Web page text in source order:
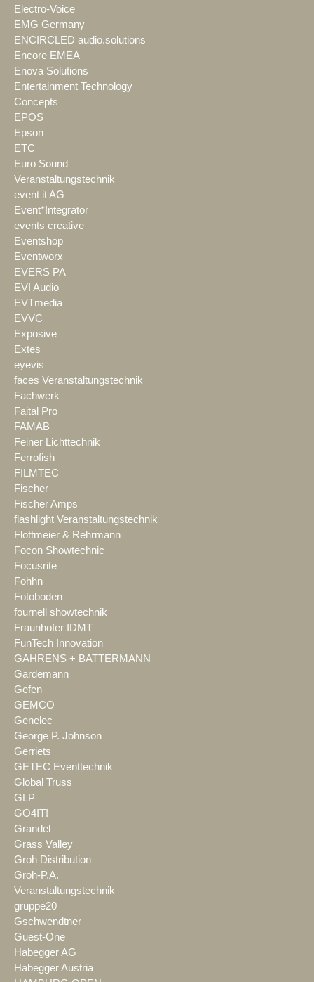
Electro-Voice
EMG Germany
ENCIRCLED audio.solutions
Encore EMEA
Enova Solutions
Entertainment Technology
Concepts
EPOS
Epson
ETC
Euro Sound
Veranstaltungstechnik
event it AG
Event*Integrator
events creative
Eventshop
Eventworx
EVERS PA
EVI Audio
EVTmedia
EVVC
Exposive
Extes
eyevis
faces Veranstaltungstechnik
Fachwerk
Faital Pro
FAMAB
Feiner Lichttechnik
Ferrofish
FILMTEC
Fischer
Fischer Amps
flashlight Veranstaltungstechnik
Flottmeier & Rehrmann
Focon Showtechnic
Focusrite
Fohhn
Fotoboden
fournell showtechnik
Fraunhofer IDMT
FunTech Innovation
GAHRENS + BATTERMANN
Gardemann
Gefen
GEMCO
Genelec
George P. Johnson
Gerriets
GETEC Eventtechnik
Global Truss
GLP
GO4IT!
Grandel
Grass Valley
Groh Distribution
Groh-P.A.
Veranstaltungstechnik
gruppe20
Gschwendtner
Guest-One
Habegger AG
Habegger Austria